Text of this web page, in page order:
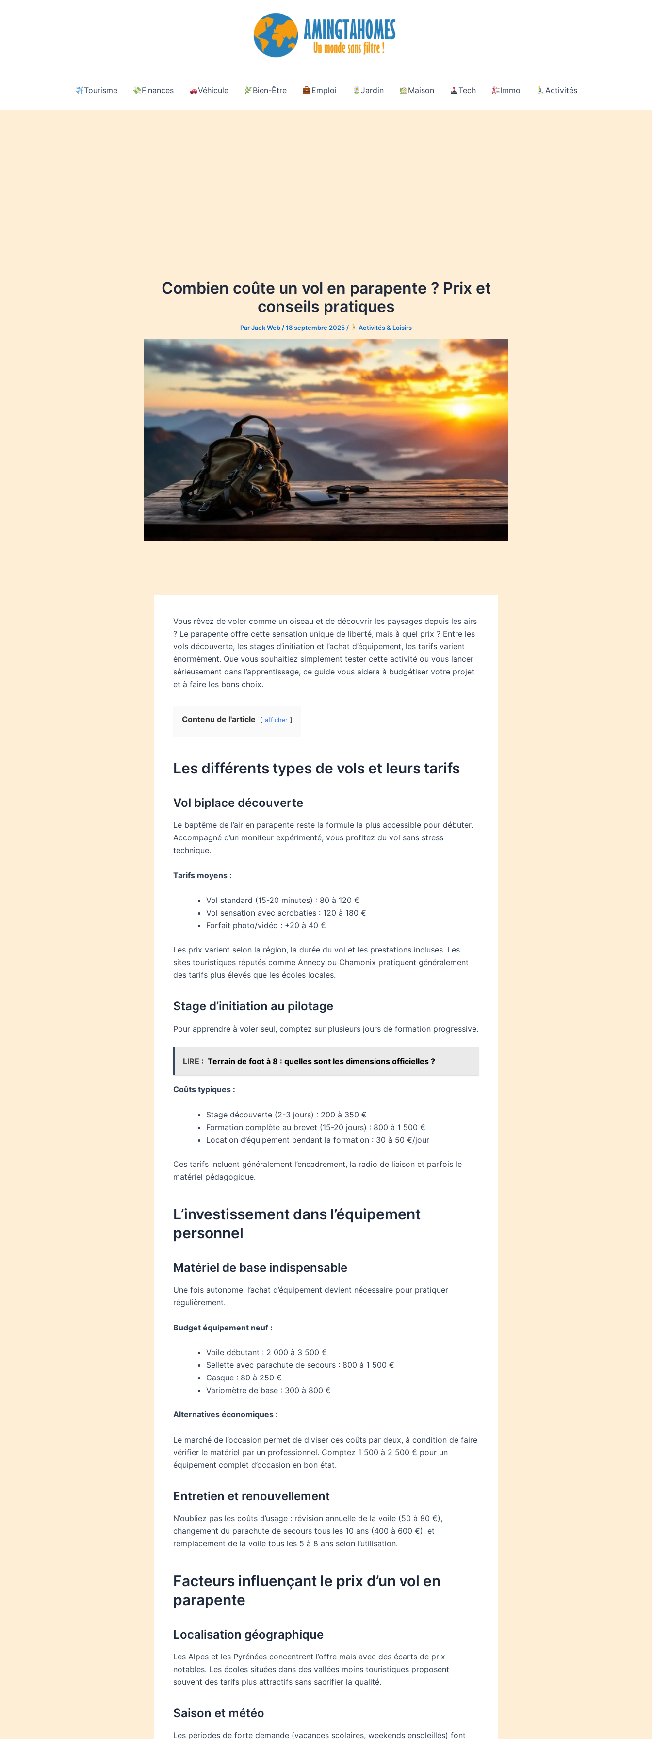
Tourisme Finances Véhicule Bien-Être Emploi Jardin Maison Tech Immo Activités
Combien coûte un vol en parapente ? Prix et
conseils pratiques
ParJack Web /18 septembre 2025 / Activités & Loisirs
Vous rêvez de voler comme un oiseau et de découvrir les paysages depuis les airs
? Le parapente offre cette sensation unique de liberté, mais à quel prix ? Entre les
vols découverte, les stages d’initiation et l’achat d’équipement, les tarifs varient
énormément. Que vous souhaitiez simplement tester cette activité ou vous lancer
sérieusement dans l’apprentissage, ce guide vous aidera à budgétiser votre projet
et à faire les bons choix.
Contenu de l'article afficher
Les différents types de vols et leurs tarifs
Vol biplace découverte
Le baptême de l’air en parapente reste la formule la plus accessible pour débuter.
Accompagné d’un moniteur expérimenté, vous profitez du vol sans stress
technique.
Tarifs moyens :
Vol standard (15-20 minutes) : 80 à 120 €
Vol sensation avec acrobaties : 120 à 180 €
Forfait photo/vidéo : +20 à 40 €
Les prix varient selon la région, la durée du vol et les prestations incluses. Les
sites touristiques réputés comme Annecy ou Chamonix pratiquent généralement
des tarifs plus élevés que les écoles locales.
Stage d’initiation au pilotage
Pour apprendre à voler seul, comptez sur plusieurs jours de formation progressive.
LIRE : Terrain de foot à 8 : quelles sont les dimensions officielles ?
Coûts typiques :
Stage découverte (2-3 jours) : 200 à 350 €
Formation complète au brevet (15-20 jours) : 800 à 1 500 €
Location d’équipement pendant la formation : 30 à 50 €/jour
Ces tarifs incluent généralement l’encadrement, la radio de liaison et parfois le
matériel pédagogique.
L’investissement dans l’équipement
personnel
Matériel de base indispensable
Une fois autonome, l’achat d’équipement devient nécessaire pour pratiquer
régulièrement.
Budget équipement neuf :
Voile débutant : 2 000 à 3 500 €
Sellette avec parachute de secours : 800 à 1 500 €
Casque : 80 à 250 €
Variomètre de base : 300 à 800 €
Alternatives économiques :
Le marché de l’occasion permet de diviser ces coûts par deux, à condition de faire
vérifier le matériel par un professionnel. Comptez 1 500 à 2 500 € pour un
équipement complet d’occasion en bon état.
Entretien et renouvellement
N’oubliez pas les coûts d’usage : révision annuelle de la voile (50 à 80 €),
changement du parachute de secours tous les 10 ans (400 à 600 €), et
remplacement de la voile tous les 5 à 8 ans selon l’utilisation.
Facteurs influençant le prix d’un vol en
parapente
Localisation géographique
Les Alpes et les Pyrénées concentrent l’offre mais avec des écarts de prix
notables. Les écoles situées dans des vallées moins touristiques proposent
souvent des tarifs plus attractifs sans sacrifier la qualité.
Saison et météo
Les périodes de forte demande (vacances scolaires, weekends ensoleillés) font